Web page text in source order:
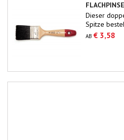
sind.Nur für
Dieser
Spitze
mit 60/70 %
zum
AB € 3,58